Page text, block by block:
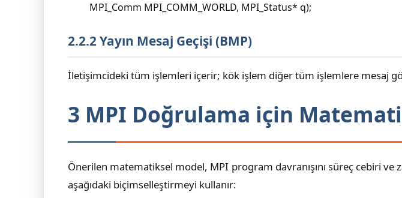
         MPI_Comm MPI_COMM_WORLD, MPI_Status* q);
2.2.2 Yayın Mesaj Geçişi (BMP)
İletişimcideki tüm işlemleri içerir; kök işlem diğer tüm işlemlere mesaj
3 MPI Doğrulama için
Önerilen matematiksel model, MPI program davranışını süreç cebiri
aşağıdaki biçimselleştirmeyi kullanır: